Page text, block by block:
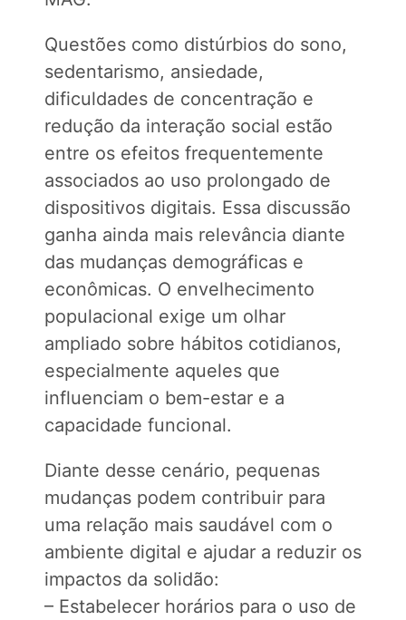
Questões como distúrbios do sono,
sedentarismo, ansiedade,
dificuldades de concentração e
redução da interação social estão
entre os efeitos frequentemente
associados ao uso prolongado de
dispositivos digitais. Essa discussão
ganha ainda mais relevância diante
das mudanças demográficas e
econômicas. O envelhecimento
populacional exige um olhar
ampliado sobre hábitos cotidianos,
especialmente aqueles que
influenciam o bem-estar e a
capacidade funcional.
Diante desse cenário, pequenas
mudanças podem contribuir para
uma relação mais saudável com o
ambiente digital e ajudar a reduzir os
impactos da solidão:
– Estabelecer horários para o uso de